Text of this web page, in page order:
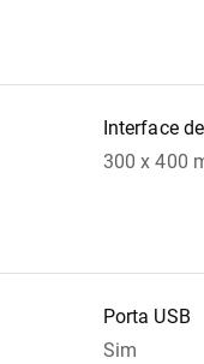
Interface
300 x 400
Porta USB
Sim